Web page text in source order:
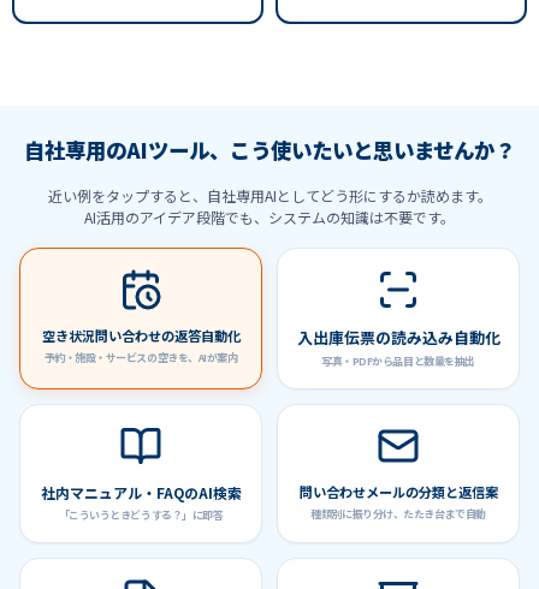
自社専用のAIツール、こう使いたいと思いませんか？
近い例をタップすると、自社専用AIとしてどう形にするか読めます。
AI活用のアイデア段階でも、システムの知識は不要です。
空き状況問い合わせの返答自動化
予約・施設・サービスの空きを、AIが案内
入出庫伝票の読み込み自動化
写真・PDFから品目と数量を抽出
社内マニュアル・FAQのAI検索
「こういうときどうする？」に即答
問い合わせメールの分類と返信案
種類別に振り分け、たたき台まで自動